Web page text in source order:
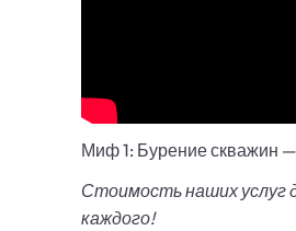
Миф 1: Бурение скважин —
Стоимость наших услуг
каждого!